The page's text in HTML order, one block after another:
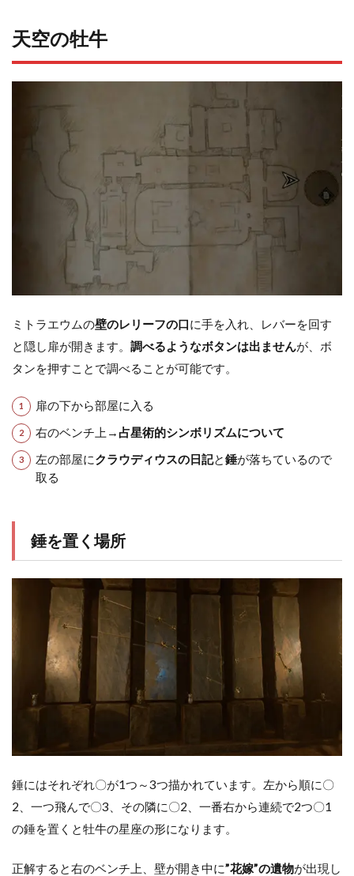
天空の牡牛
ミトラエウムの壁のレリーフの口に手を入れ、レバーを回す
と隠し扉が開きます。 調べるようなボタンは出ませんが、ボ
タンを押すことで調べることが可能です。
扉の下から部屋に入る
右のベンチ上→占星術的シンボリズムについて
左の部屋にクラウディウスの日記と錘が落ちているので
取る
錘を置く場所
錘にはそれぞれ〇が1つ～3つ描かれています。左から順に〇
2、一つ飛んで〇3、その隣に〇2、一番右から連続で2つ〇1
の錘を置くと牡牛の星座の形になります。
正解すると右のベンチ上、壁が開き中に”花嫁”の遺物が出現し